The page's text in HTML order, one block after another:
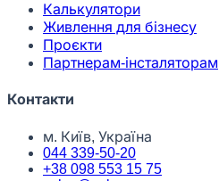
Калькулятори
Живлення для бізнесу
Проєкти
Партнерам-інсталяторам
Контакти
м. Київ, Україна
044 339-50-20
+38 098 553 15 75